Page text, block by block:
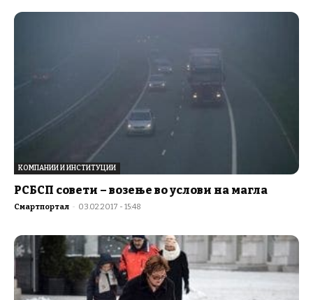
КОМПАНИИ И ИНСТИТУЦИИ
РСБСП совети – возење во услови на магла
Смартпортал - 03.02.2017 - 15:48